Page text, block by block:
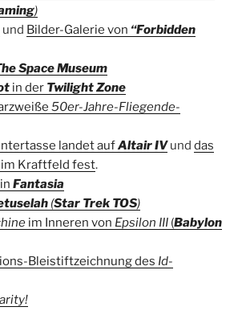
)
und Bilder-Galerie von “Forbidden
Space Museum
in der Twilight Zone
50er-Jahre-Fliegende-
landet aufAltair IVund das
Kraftfeld fest.
Fantasia
(Star Trek TOS)
im Inneren von Epsilon III (Babylon
Bleistiftzeichnung des Id-